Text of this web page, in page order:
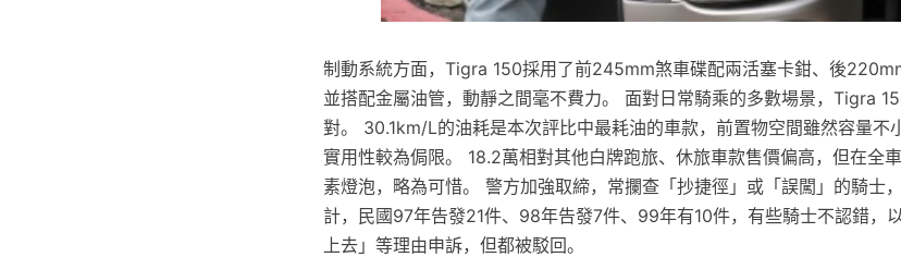
制動系統方面，Tigra 150採用了前245mm煞車碟配兩活塞卡鉗、後
並搭配金屬油管，動靜之間毫不費力。 面對日常騎乘的多數場景，Tigra
對。 30.1km/L的油耗是本次評比中最耗油的車款，前置物空間雖然容量不
實用性較為侷限。 18.2萬相對其他白牌跑旅、休旅車款售價偏高，但在全
素燈泡，略為可惜。 警方加強取締，常攔查「抄捷徑」或「誤闖」的騎士
計，民國97年告發21件、98年告發7件、99年有10件，有些騎士不認錯，
上去」等理由申訴，但都被駁回。